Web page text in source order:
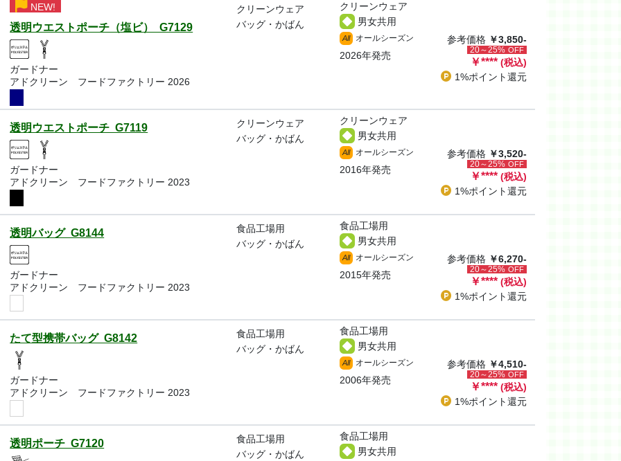
NEW!
透明ウエストポーチ（塩ビ） G7129
ガードナー
アドクリーン フードファクトリー 2026
クリーンウェア
バッグ・かばん
クリーンウェア
男女共用
All オールシーズン
2026年発売
参考価格 ￥3,850-
20～25% OFF
￥**** (税込)
1%ポイント還元
透明ウエストポーチ G7119
ガードナー
アドクリーン フードファクトリー 2023
クリーンウェア
バッグ・かばん
クリーンウェア
男女共用
All オールシーズン
2016年発売
参考価格 ￥3,520-
20～25% OFF
￥**** (税込)
1%ポイント還元
透明バッグ G8144
ガードナー
アドクリーン フードファクトリー 2023
食品工場用
バッグ・かばん
食品工場用
男女共用
All オールシーズン
2015年発売
参考価格 ￥6,270-
20～25% OFF
￥**** (税込)
1%ポイント還元
たて型携帯バッグ G8142
ガードナー
アドクリーン フードファクトリー 2023
食品工場用
バッグ・かばん
食品工場用
男女共用
All オールシーズン
2006年発売
参考価格 ￥4,510-
20～25% OFF
￥**** (税込)
1%ポイント還元
透明ポーチ G7120
食品工場用
バッグ・かばん
食品工場用
男女共用